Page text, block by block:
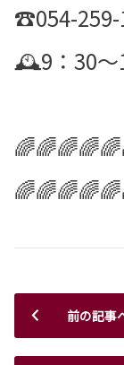
☎️054-259-
🕰️9：30～
前の記事